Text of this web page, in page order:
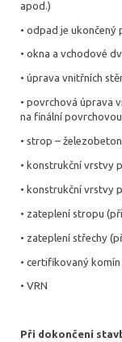
apod.)
• odpad je ukončený
• okna a vchodové
• úprava vnitřních
• povrchová úprava
na finální
• strop –
• konstrukční vrstvy
• konstrukční vrstvy
• zateplení stropu
• zateplení střechy
• certifikovaný komín
• VRN
Při dokončení